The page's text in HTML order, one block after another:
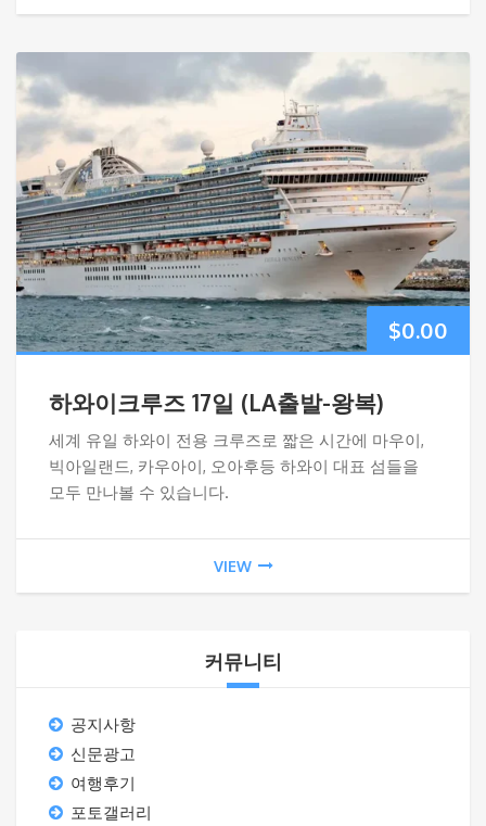
$0.00
하와이크루즈 17일 (LA출발-왕복)
세계 유일 하와이 전용 크루즈로 짧은 시간에 마우이,
빅아일랜드, 카우아이, 오아후등 하와이 대표 섬들을
모두 만나볼 수 있습니다.
VIEW
커뮤니티
공지사항
신문광고
여행후기
포토갤러리